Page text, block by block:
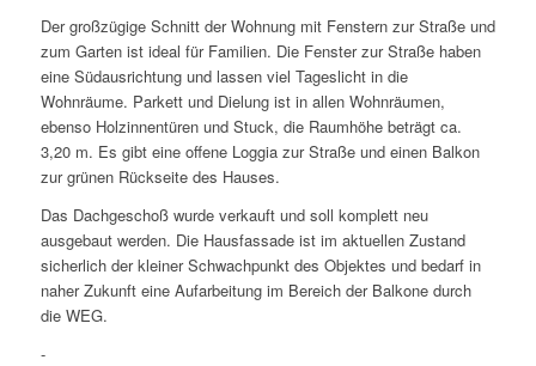
Der großzügige Schnitt der Wohnung mit Fenstern zur Straße und
zum Garten ist ideal für Familien. Die Fenster zur Straße haben
eine Südausrichtung und lassen viel Tageslicht in die
Wohnräume. Parkett und Dielung ist in allen Wohnräumen,
ebenso Holzinnentüren und Stuck, die Raumhöhe beträgt ca.
3,20 m. Es gibt eine offene Loggia zur Straße und einen Balkon
zur grünen Rückseite des Hauses.
Das Dachgeschoß wurde verkauft und soll komplett neu
ausgebaut werden. Die Hausfassade ist im aktuellen Zustand
sicherlich der kleiner Schwachpunkt des Objektes und bedarf in
naher Zukunft eine Aufarbeitung im Bereich der Balkone durch
die WEG.
-